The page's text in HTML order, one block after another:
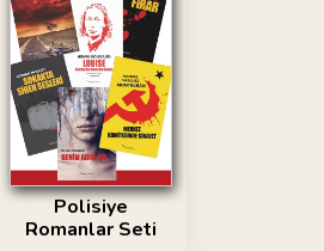
Polisiye
Romanlar Seti